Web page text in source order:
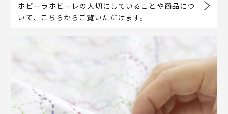
ホビーラホビーレの大切にしていることや商品につ
いて、こちらからご覧いただけます。